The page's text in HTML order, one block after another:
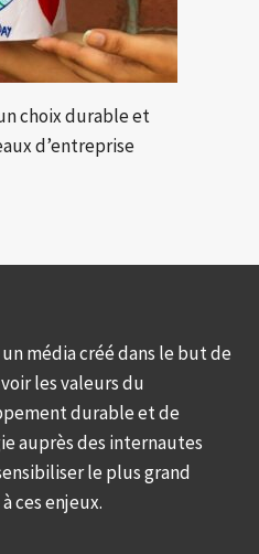
choix durable et
d’entreprise
média créé dans le but de
les valeurs du
durable et de
auprès des internautes
le plus grand
ces enjeux.